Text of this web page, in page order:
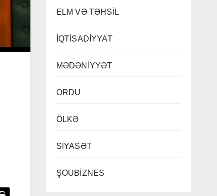
ELM VƏ TƏHSİL
İQTİSADİYYAT
MƏDƏNİYYƏT
ORDU
ÖLKƏ
SİYASƏT
ŞOUBİZNES